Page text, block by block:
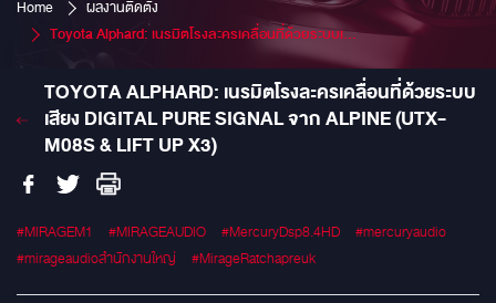
Home
ผลงานติดตั้ง
Toyota Alphard: เนรมิตโรงละครเคลื่อนที่ด้วยระบบเสียง Digital Pure Signal จาก ALPINE (UTX-M08S & Lift Up X3)
TOYOTA ALPHARD: เนรมิตโรงละครเคลื่อนที่ด้วยระบบ
เสียง DIGITAL PURE SIGNAL จาก ALPINE (UTX-
M08S & LIFT UP X3)
#MIRAGEM1 #MIRAGEAUDIO #MercuryDsp8.4HD
#mercuryaudio
#mirageaudioสำนักงานใหญ่
#MirageRatchapreuk